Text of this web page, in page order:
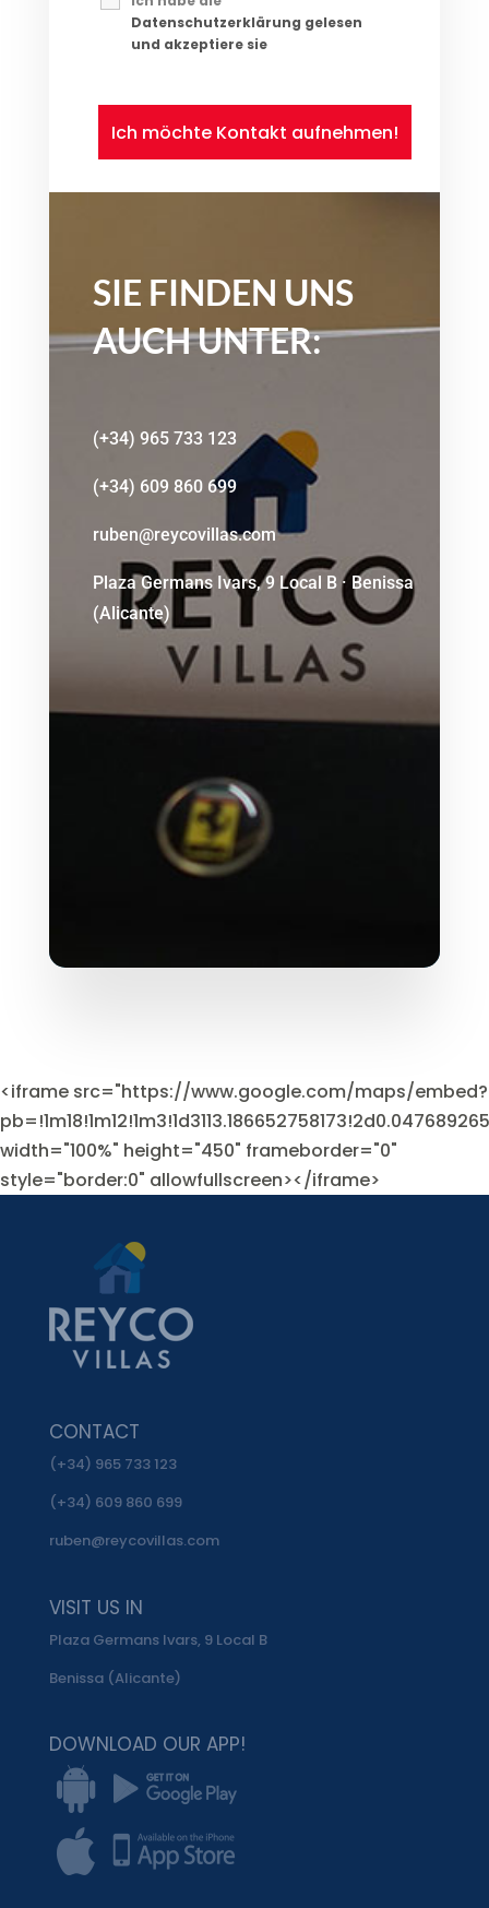
Datenschutzerklärung gelesen
und akzeptiere sie
SIE FINDEN UNS
AUCH UNTER:
(+34) 965 733 123
(+34) 609 860 699
ruben@reycovillas.com
Plaza Germans Ivars, 9 Local B · Benissa
(Alicante)
<iframe src="https://www.google.com/maps/embed?
width="100%" height="450" frameborder="0"
style="border:0" allowfullscreen></iframe>
CONTACT
(+34) 965 733 123
(+34) 609 860 699
ruben@reycovillas.com
VISIT US IN
Plaza Germans Ivars, 9 Local B
Benissa (Alicante)
DOWNLOAD OUR APP!